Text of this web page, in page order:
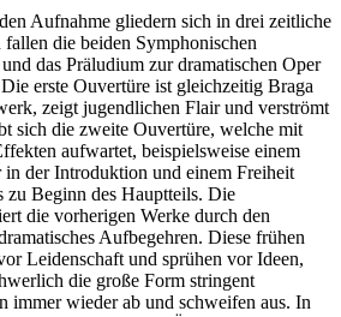
Aufnahme gliedern sich in drei zeitliche
die beiden Symphonischen
das Präludium zur dramatischen Oper
erste Ouvertüre ist gleichzeitig Braga
zeigt jugendlichen Flair und verströmt
sich die zweite Ouvertüre, welche mit
aufwartet, beispielsweise einem
der Introduktion und einem Freiheit
zu Beginn des Hauptteils. Die
die vorherigen Werke durch den
Aufbegehren. Diese frühen
Leidenschaft und sprühen vor Ideen,
die große Form stringent
immer wieder ab und schweifen aus. In